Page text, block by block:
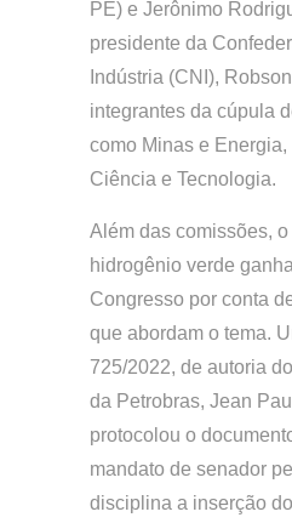
PE) e Jerônimo
presidente da
Indústria (CNI),
integrantes da cúpula
como Minas e
Ciência e Tecnologia.
Além das comissões, o
hidrogênio verde
Congresso por conta
que abordam o tema.
725/2022, de autoria
da Petrobras, Jean
protocolou o
mandato de senador
disciplina a inserção